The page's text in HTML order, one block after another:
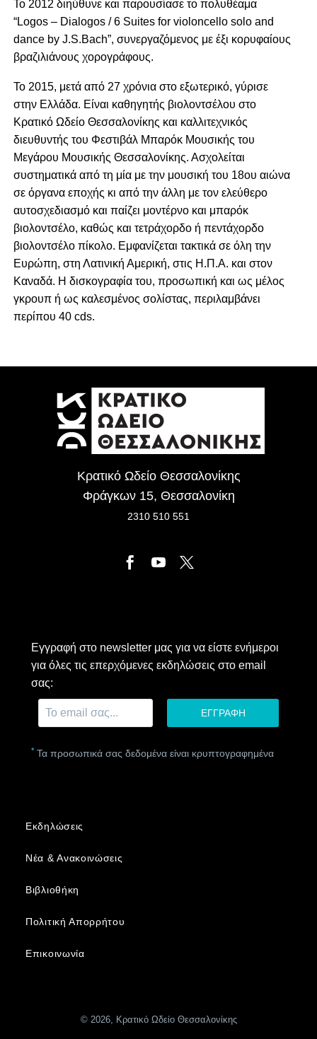
Το 2012 διηύθυνε και παρουσίασε το πολυθέαμα
“Logos – Dialogos / 6 Suites for violoncello solo and
dance by J.S.Bach”, συνεργαζόμενος με έξι κορυφαίους
βραζιλιάνους χορογράφους.
Το 2015, μετά από 27 χρόνια στο εξωτερικό, γύρισε
στην Ελλάδα. Είναι καθηγητής βιολοντσέλου στο
Κρατικό Ωδείο Θεσσαλονίκης και καλλιτεχνικός
διευθυντής του Φεστιβάλ Μπαρόκ Μουσικής του
Μεγάρου Μουσικής Θεσσαλονίκης. Ασχολείται
συστηματικά από τη μία με την μουσική του 18ου αιώνα
σε όργανα εποχής κι από την άλλη με τον ελεύθερο
αυτοσχεδιασμό και παίζει μοντέρνο και μπαρόκ
βιολοντσέλο, καθώς και τετράχορδο ή πεντάχορδο
βιολοντσέλο πίκολο. Εμφανίζεται τακτικά σε όλη την
Ευρώπη, στη Λατινική Αμερική, στις Η.Π.Α. και στον
Καναδά. Η δισκογραφία του, προσωπική και ως μέλος
γκρουπ ή ως καλεσμένος σολίστας, περιλαμβάνει
περίπου 40 cds.
Κρατικό Ωδείο Θεσσαλονίκης
Φράγκων 15, Θεσσαλονίκη
2310 510 551
Εγγραφή στο newsletter μας για να είστε ενήμεροι
για όλες τις επερχόμενες εκδηλώσεις στο email
σας:
* Τα προσωπικά σας δεδομένα είναι κρυπτογραφημένα
Εκδηλώσεις
Νέα & Ανακοινώσεις
Βιβλιοθήκη
Πολιτική Απορρήτου
Επικοινωνία
© 2026, Κρατικό Ωδείο Θεσσαλονίκης